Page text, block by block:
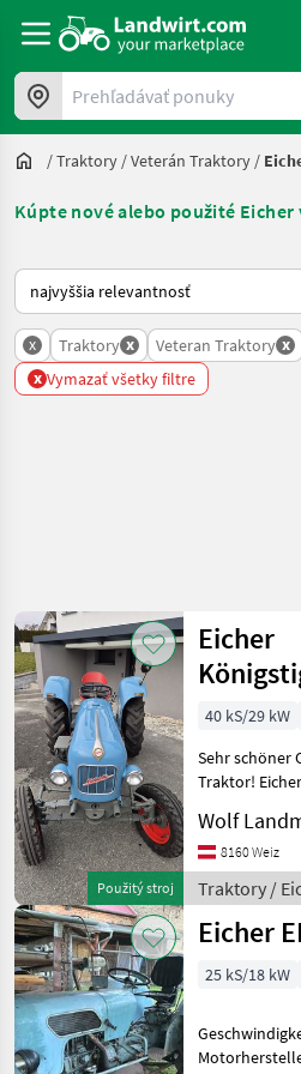
Prehľadávať ponuky
/Traktory /Veterán Traktory /
Kúpte nové alebo použité
Takto sa vykonáva triedenie na
x Traktory x Veteran Traktory x
x Vymazať všetky filtre
Kategória 4 Krajina
AKTUÁLNA
CESTA
poľnohospodárska
technika
Traktory
Veteran
Traktory
Eicher
VYBRAŤ
KATEGÓRIU
Eicher
Resetovať
Zobraziť 2
výsledkov
Použitý stroj
Eicher
300
40 kS/29 kW
Sehr schöner
Traktor!
gerne möglich!
veterán
8160 Weiz
Traktory /
Eicher
25 kS/18 kW